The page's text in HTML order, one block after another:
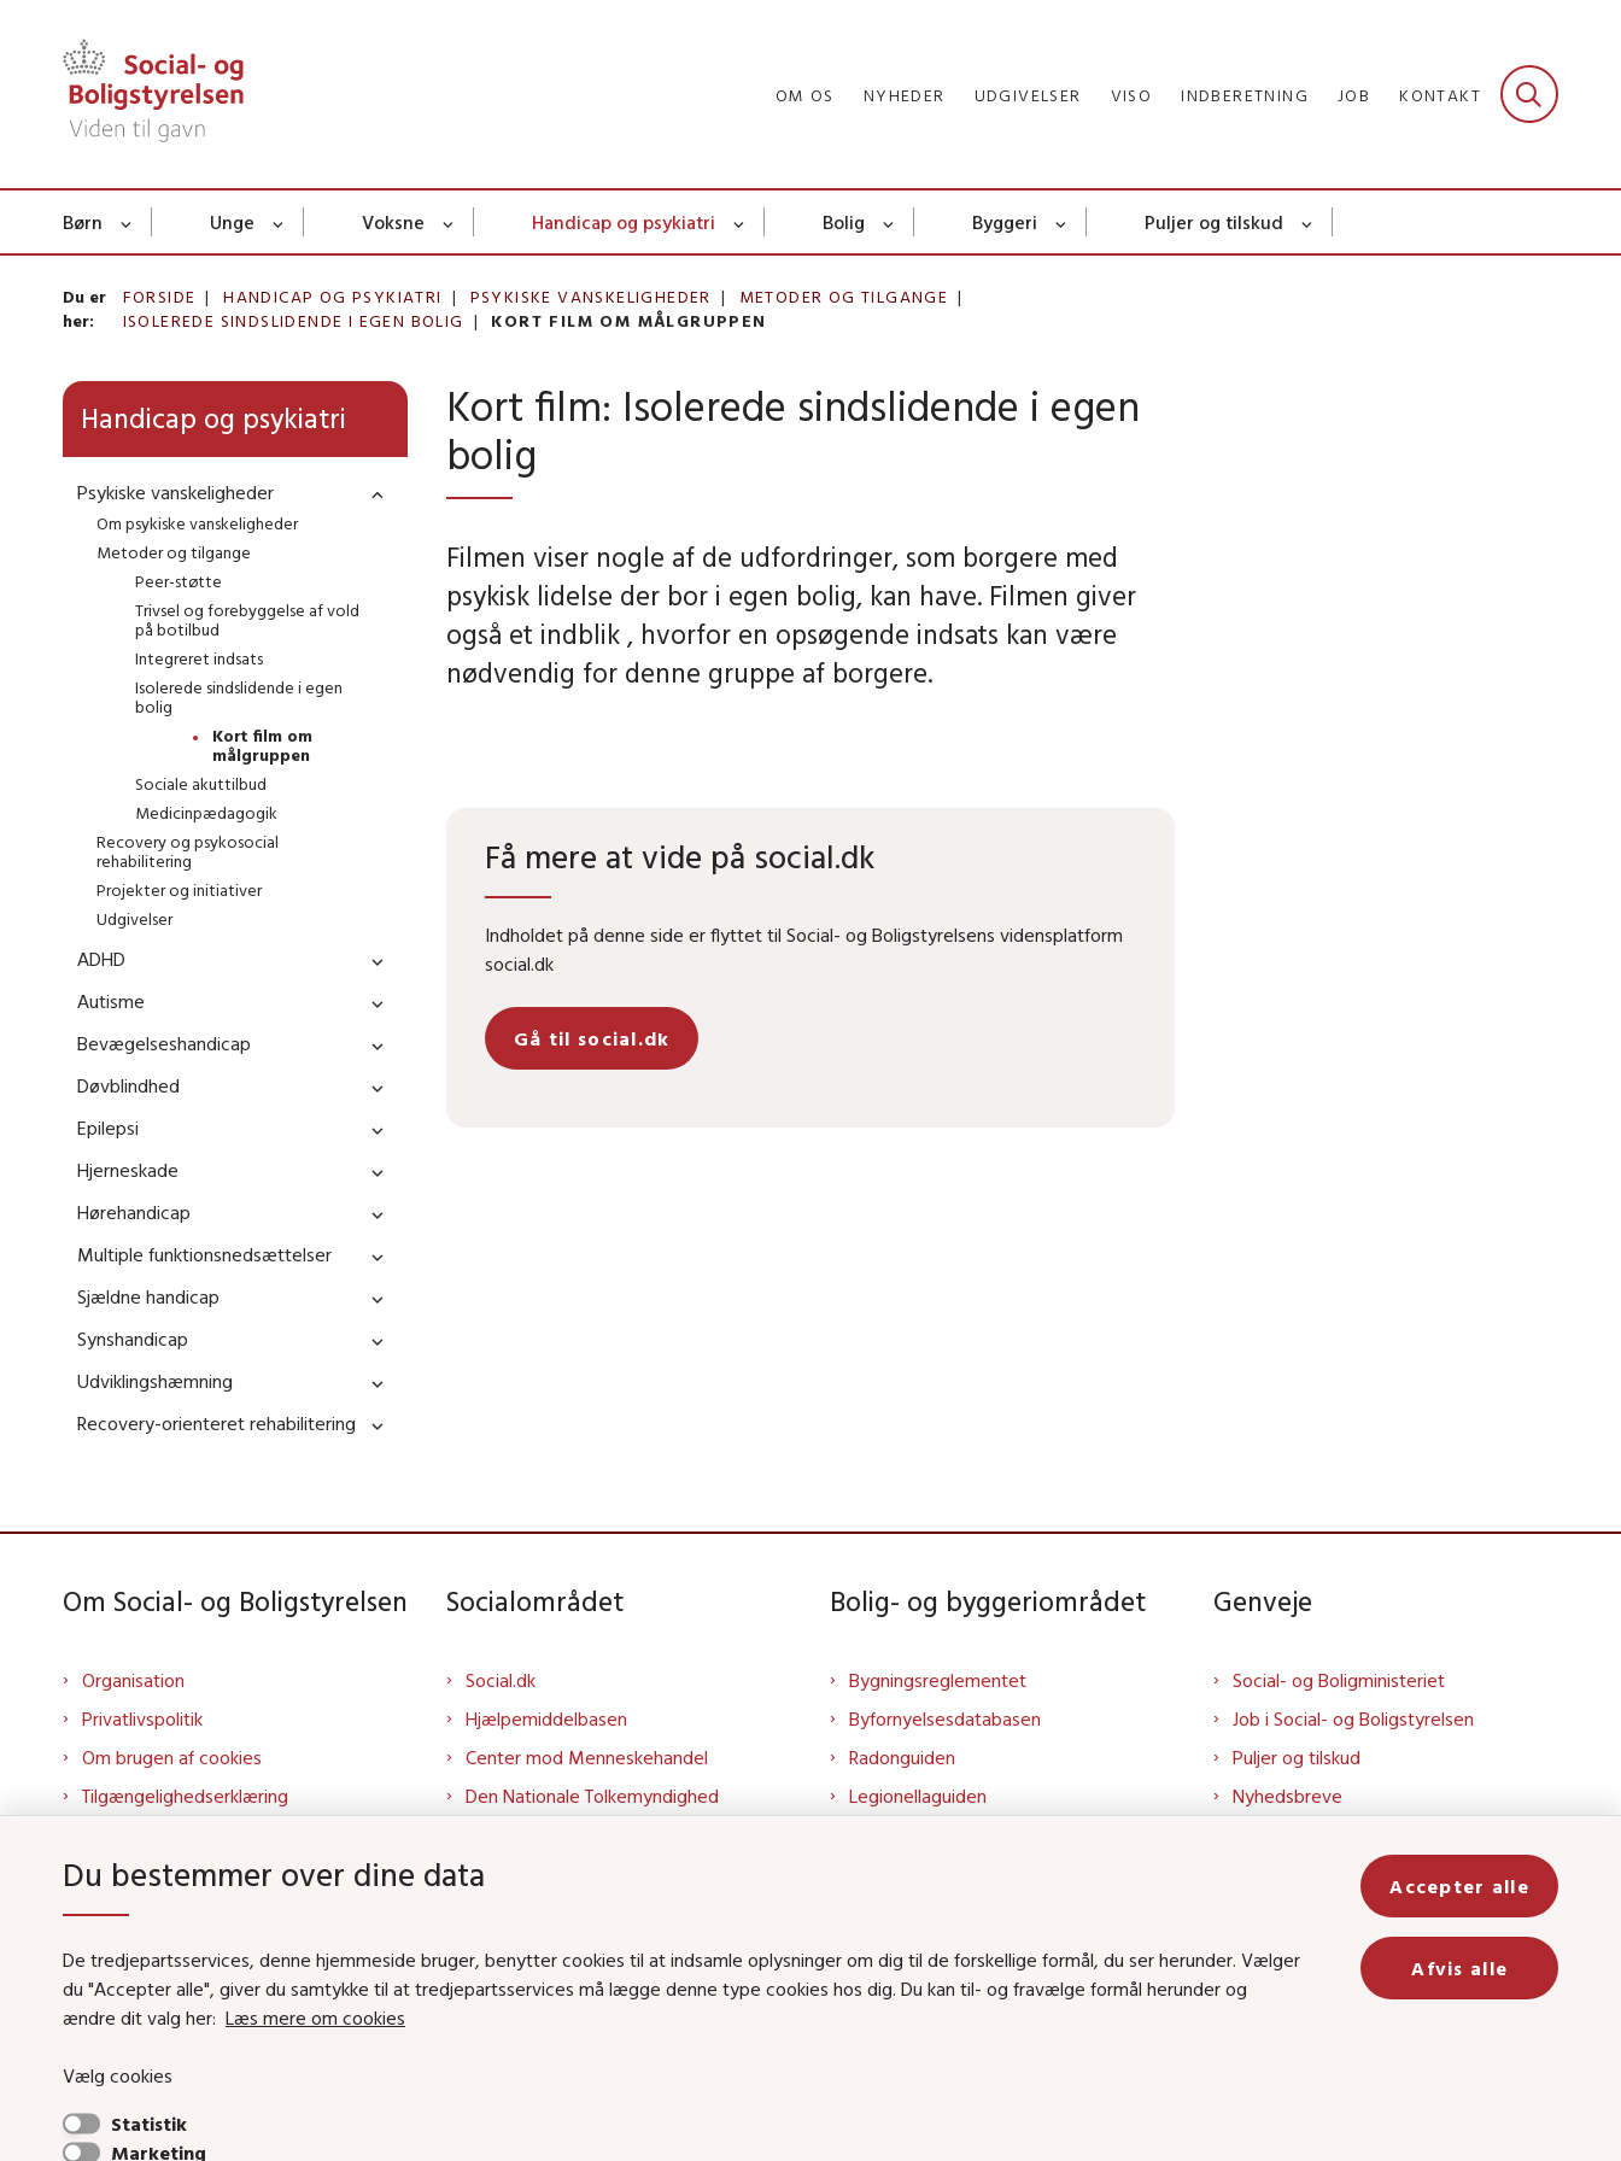
OM OS NYHEDER UDGIVELSER VISO INDBERETNING JOB KONTAKT
Børn Unge Voksne Handicap og psykiatri Bolig Byggeri Puljer og tilskud
Du er
her:
FORSIDE HANDICAP OG PSYKIATRI PSYKISKE VANSKELIGHEDER
METODER OG TILGANGE
ISOLEREDE SINDSLIDENDE I EGEN BOLIG
KORT FILM OM MÅLGRUPPEN
Handicap og psykiatri
Psykiske vanskeligheder
Om psykiske vanskeligheder
Metoder og tilgange
Peer-støtte
Trivsel og forebyggelse af vold
på botilbud
Integreret indsats
Isolerede sindslidende i egen
bolig
Kort film om
målgruppen
Sociale akuttilbud
Medicinpædagogik
Recovery og psykosocial
rehabilitering
Projekter og initiativer
Udgivelser
ADHD
Autisme
Bevægelseshandicap
Døvblindhed
Epilepsi
Hjerneskade
Hørehandicap
Multiple funktionsnedsættelser
Sjældne handicap
Synshandicap
Udviklingshæmning
Recovery-orienteret rehabilitering
Kort film: Isolerede sindslidende i egen
bolig
Filmen viser nogle af de udfordringer, som borgere med
psykisk lidelse der bor i egen bolig, kan have. Filmen giver
også et indblik , hvorfor en opsøgende indsats kan være
nødvendig for denne gruppe af borgere.
Få mere at vide på social.dk
Indholdet på denne side er flyttet til Social- og Boligstyrelsens vidensplatform
social.dk
Gå til social.dk
Om Social- og Boligstyrelsen
Organisation
Privatlivspolitik
Om brugen af cookies
Tilgængelighedserklæring
Kontakt os
Whistleblowerordning
About us
Socialområdet
Social.dk
Hjælpemiddelbasen
Center mod Menneskehandel
Den Nationale Tolkemyndighed
Tolkeportalen
Socialområdet på YouTube
Podcasts på SoundCloud
Bolig- og byggeriområdet
Bygningsreglementet
Byfornyelsesdatabasen
Radonguiden
Legionellaguiden
Bolig og byggeri på LinkedIn
Bolig og byggeri på YouTube
Genveje
Social- og Boligministeriet
Job i Social- og Boligstyrelsen
Puljer og tilskud
Nyhedsbreve
Social- og Boligstyrelsens nyheder
som RSS feed
Du bestemmer over dine data
De tredjepartsservices, denne hjemmeside bruger, benytter cookies til at indsamle oplysninger om dig til de forskellige formål, du ser herunder. Vælger
du "Accepter alle", giver du samtykke til at tredjepartsservices må lægge denne type cookies hos dig. Du kan til- og fravælge formål herunder og
ændre dit valg her: Læs mere om cookies
Vælg cookies
Statistik
Marketing
Accepter alle
Afvis alle